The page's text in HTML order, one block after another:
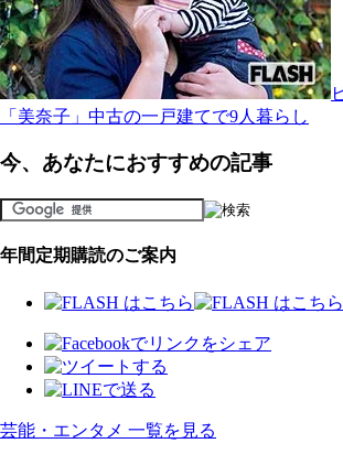
「美奈子」中古の一戸建てで9人暮らし
今、あなたにおすすめの記事
年間定期購読のご案内
芸能・エンタメ 一覧を見る